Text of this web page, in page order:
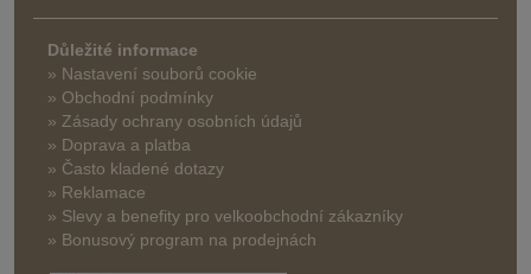
Důležité informace
» Nastavení souborů cookie
» Obchodní podmínky
» Zásady ochrany osobních údajů
» Doprava a platba
» Často kladené dotazy
» Reklamace
» Slevy a benefity pro velkoobchodní zákazníky
» Bonusový program na prodejnách